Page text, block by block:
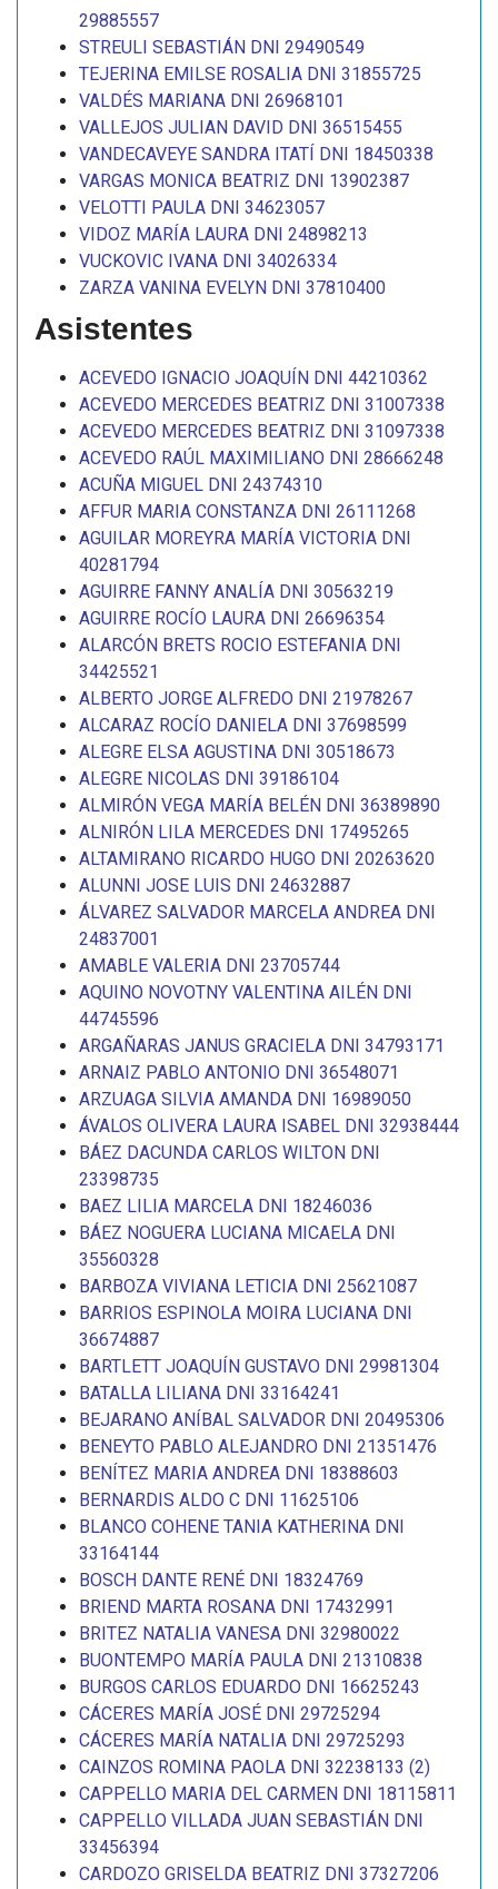
29885557
STREULI SEBASTIÁN DNI 29490549
TEJERINA EMILSE ROSALIA DNI 31855725
VALDÉS MARIANA DNI 26968101
VALLEJOS JULIAN DAVID DNI 36515455
VANDECAVEYE SANDRA ITATÍ DNI 18450338
VARGAS MONICA BEATRIZ DNI 13902387
VELOTTI PAULA DNI 34623057
VIDOZ MARÍA LAURA DNI 24898213
VUCKOVIC IVANA DNI 34026334
ZARZA VANINA EVELYN DNI 37810400
Asistentes
ACEVEDO IGNACIO JOAQUÍN DNI 44210362
ACEVEDO MERCEDES BEATRIZ DNI 31007338
ACEVEDO MERCEDES BEATRIZ DNI 31097338
ACEVEDO RAÚL MAXIMILIANO DNI 28666248
ACUÑA MIGUEL DNI 24374310
AFFUR MARIA CONSTANZA DNI 26111268
AGUILAR MOREYRA MARÍA VICTORIA DNI
40281794
AGUIRRE FANNY ANALÍA DNI 30563219
AGUIRRE ROCÍO LAURA DNI 26696354
ALARCÓN BRETS ROCIO ESTEFANIA DNI
34425521
ALBERTO JORGE ALFREDO DNI 21978267
ALCARAZ ROCÍO DANIELA DNI 37698599
ALEGRE ELSA AGUSTINA DNI 30518673
ALEGRE NICOLAS DNI 39186104
ALMIRÓN VEGA MARÍA BELÉN DNI 36389890
ALNIRÓN LILA MERCEDES DNI 17495265
ALTAMIRANO RICARDO HUGO DNI 20263620
ALUNNI JOSE LUIS DNI 24632887
ÁLVAREZ SALVADOR MARCELA ANDREA DNI
24837001
AMABLE VALERIA DNI 23705744
AQUINO NOVOTNY VALENTINA AILÉN DNI
44745596
ARGAÑARAS JANUS GRACIELA DNI 34793171
ARNAIZ PABLO ANTONIO DNI 36548071
ARZUAGA SILVIA AMANDA DNI 16989050
ÁVALOS OLIVERA LAURA ISABEL DNI 32938444
BÁEZ DACUNDA CARLOS WILTON DNI
23398735
BAEZ LILIA MARCELA DNI 18246036
BÁEZ NOGUERA LUCIANA MICAELA DNI
35560328
BARBOZA VIVIANA LETICIA DNI 25621087
BARRIOS ESPINOLA MOIRA LUCIANA DNI
36674887
BARTLETT JOAQUÍN GUSTAVO DNI 29981304
BATALLA LILIANA DNI 33164241
BEJARANO ANÍBAL SALVADOR DNI 20495306
BENEYTO PABLO ALEJANDRO DNI 21351476
BENÍTEZ MARIA ANDREA DNI 18388603
BERNARDIS ALDO C DNI 11625106
BLANCO COHENE TANIA KATHERINA DNI
33164144
BOSCH DANTE RENÉ DNI 18324769
BRIEND MARTA ROSANA DNI 17432991
BRITEZ NATALIA VANESA DNI 32980022
BUONTEMPO MARÍA PAULA DNI 21310838
BURGOS CARLOS EDUARDO DNI 16625243
CÁCERES MARÍA JOSÉ DNI 29725294
CÁCERES MARÍA NATALIA DNI 29725293
CAINZOS ROMINA PAOLA DNI 32238133 (2)
CAPPELLO MARIA DEL CARMEN DNI 18115811
CAPPELLO VILLADA JUAN SEBASTIÁN DNI
33456394
CARDOZO GRISELDA BEATRIZ DNI 37327206